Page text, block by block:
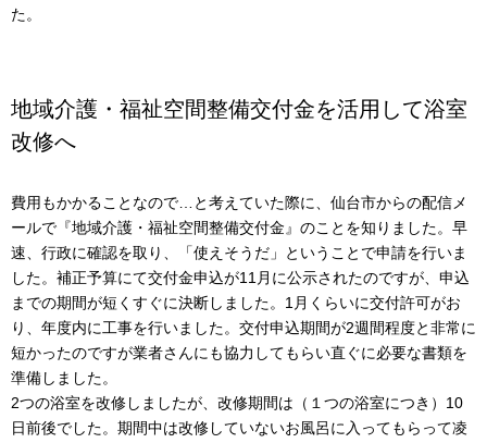
た。
地域介護・福祉空間整備交付金を活用して浴室
改修へ
費用もかかることなので…と考えていた際に、仙台市からの配信メ
ールで『地域介護・福祉空間整備交付金』のことを知りました。早
速、行政に確認を取り、「使えそうだ」ということで申請を行いま
した。補正予算にて交付金申込が11月に公示されたのですが、申込
までの期間が短くすぐに決断しました。1月くらいに交付許可がお
り、年度内に工事を行いました。交付申込期間が2週間程度と非常に
短かったのですが業者さんにも協力してもらい直ぐに必要な書類を
準備しました。
2つの浴室を改修しましたが、改修期間は（１つの浴室につき）10
日前後でした。期間中は改修していないお風呂に入ってもらって凌